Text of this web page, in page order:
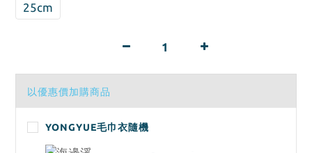
25cm
以優惠價加購商品
YONGYUE毛巾衣隨機